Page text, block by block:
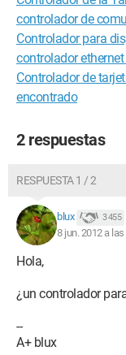
controlador de
Controlador para
controlador
Controlador de
encontrado
2 respuestas
RESPUESTA 1 / 2
blux 3 455
8 jun. 2012 a
Hola,
¿un controlador
--
A+ blux